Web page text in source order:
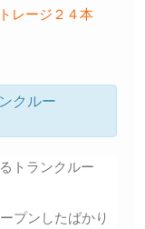
レージ２４本
クルー
トランクルー
プンしたばかり